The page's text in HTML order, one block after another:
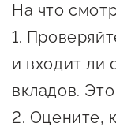
поддержки
На что
1.
и входит ли
вкладов.
2. Оцените,